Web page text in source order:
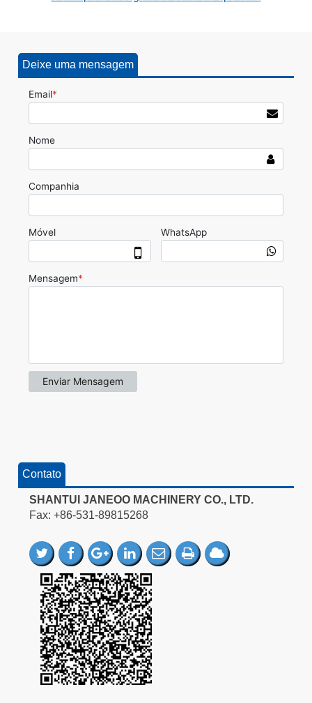
Deixe uma mensagem
Contato
SHANTUI JANEOO MACHINERY CO., LTD.
Fax: +86-531-89815268